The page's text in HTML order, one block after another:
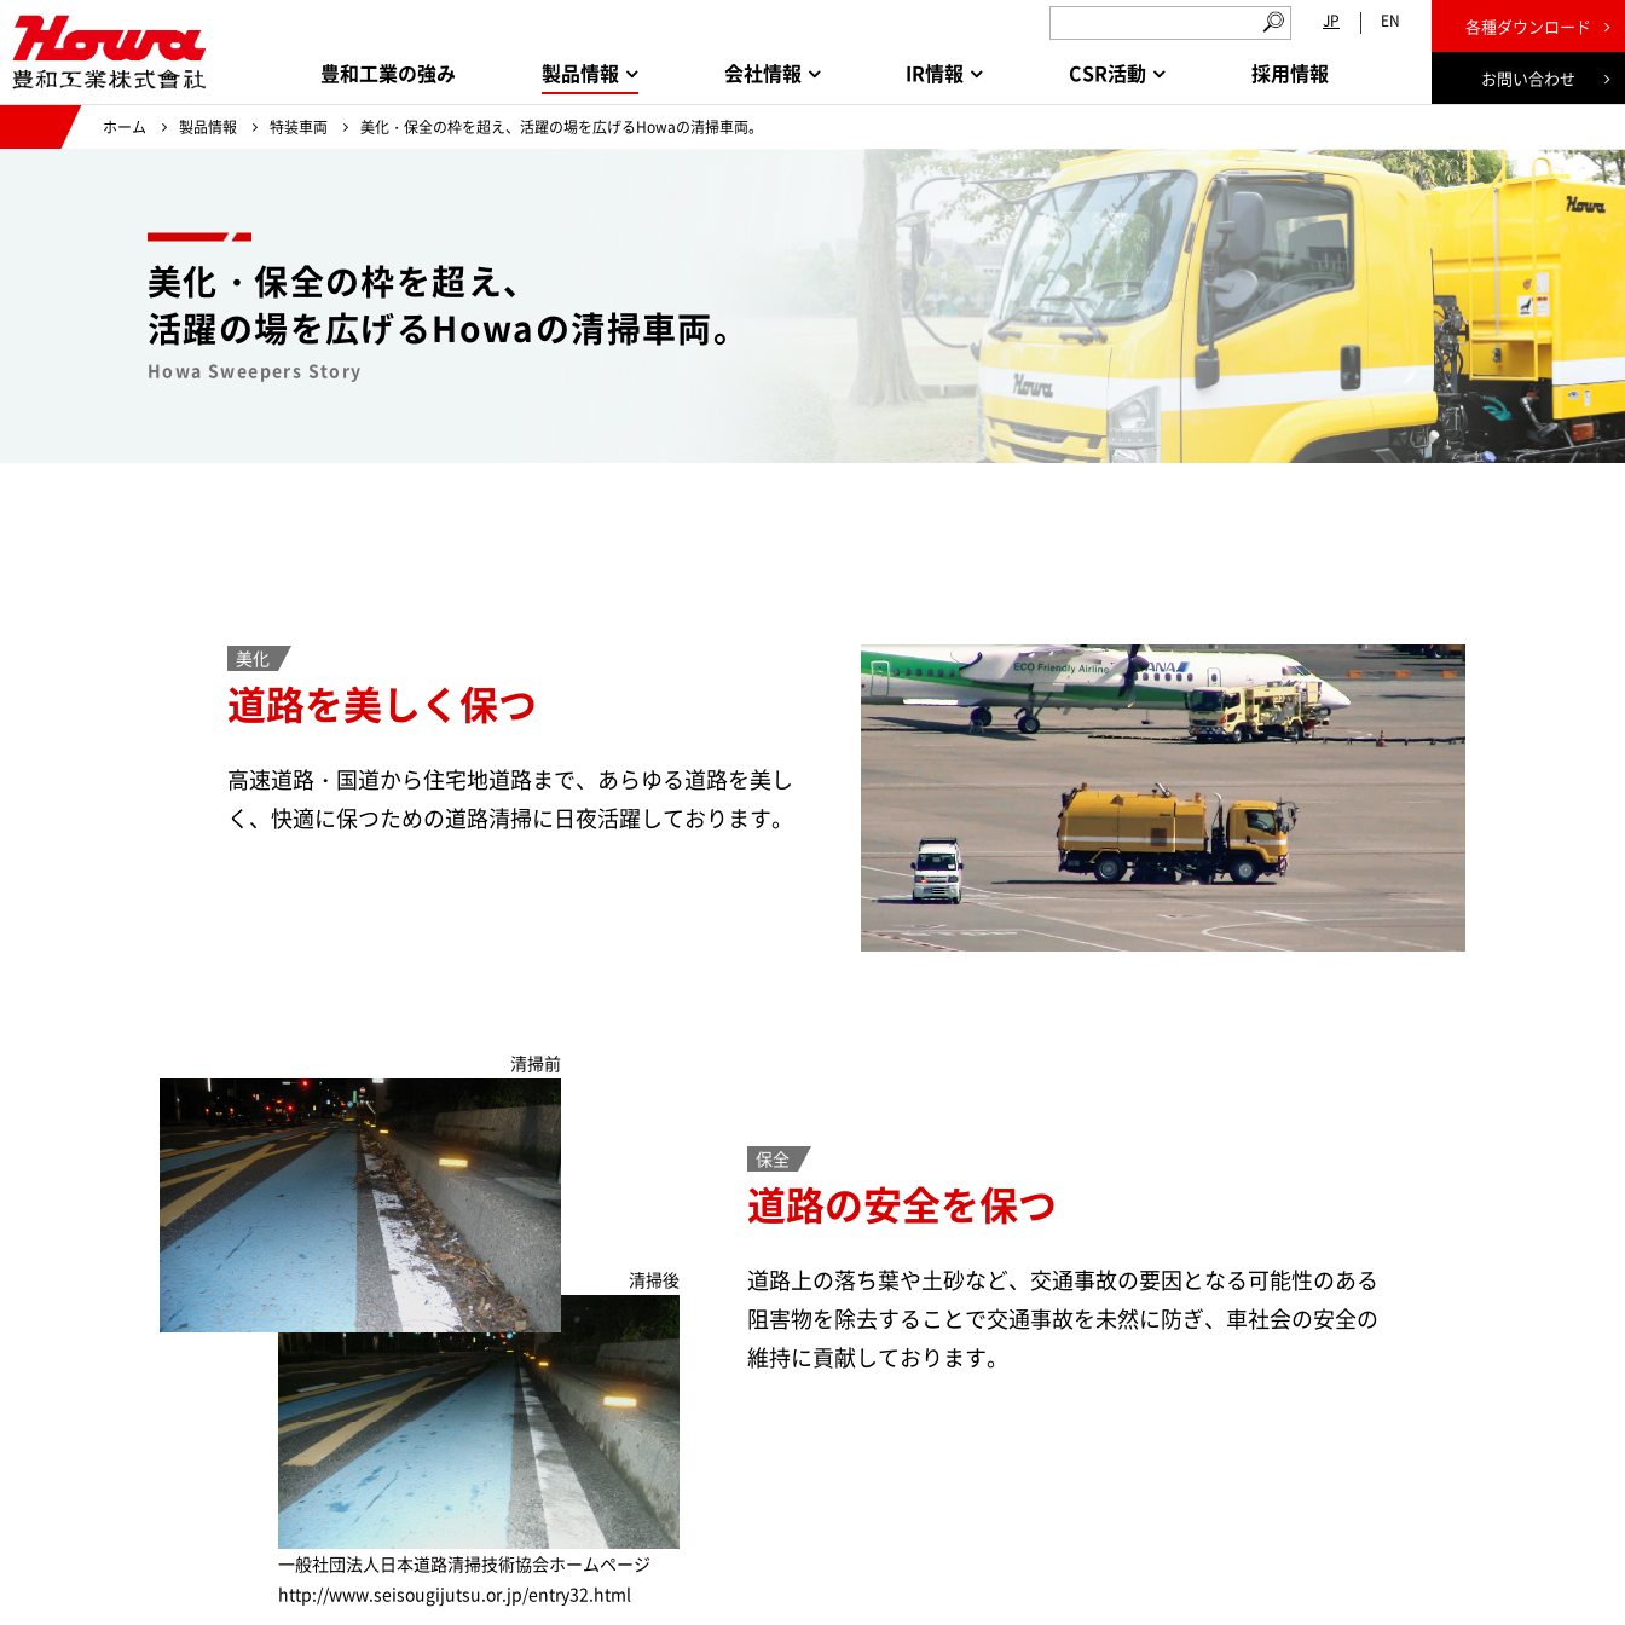
JP EN
豊和工業の強み 製品情報 会社情報 IR情報 CSR活動 採用情報
各種ダウンロード
お問い合わせ
ホーム 製品情報 特装車両 美化・保全の枠を超え、活躍の場を広げるHowaの清掃車両。
美化・保全の枠を超え、
活躍の場を広げるHowaの清掃車両。
Howa Sweepers Story
美化
道路を美しく保つ
高速道路・国道から住宅地道路まで、あらゆる道路を美し
く、快適に保つための道路清掃に日夜活躍しております。
保全
道路の安全を保つ
道路上の落ち葉や土砂など、交通事故の要因となる可能性のある
阻害物を除去することで交通事故を未然に防ぎ、車社会の安全の
維持に貢献しております。
清掃前
清掃後
一般社団法人 日本道路清掃技術協会ホームページ
http://www.seisougijutsu.or.jp/entry32.html